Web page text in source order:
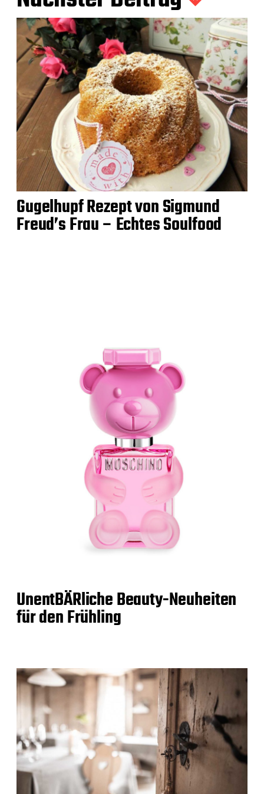
Gugelhupf Rezept von Sigmund
Freud’s Frau – Echtes Soulfood
UnentBÄRliche Beauty-Neuheiten
für den Frühling